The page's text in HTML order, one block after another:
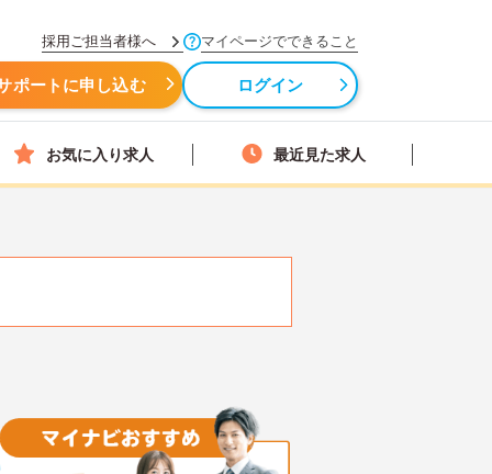
採用ご担当者様へ マイページでできること
ポートに申し込む ログイン
お気に入り求人 最近見た求人